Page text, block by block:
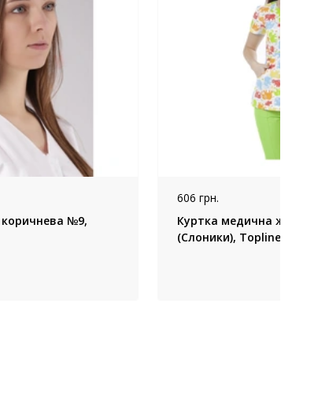
№9,
606 грн.
Куртка медична жіноча
(Слоники), Topline